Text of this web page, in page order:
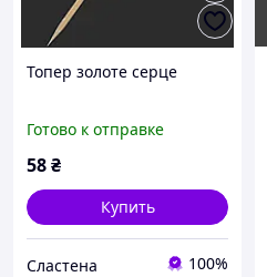
Топер золоте серце
Готово к отправке
58₴
Купить
Сластена 100%